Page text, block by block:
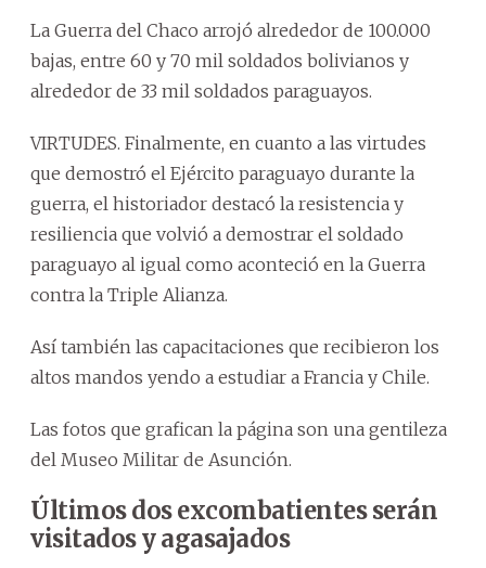
La Guerra del Chaco arrojó alrededor de 100.000
bajas, entre 60 y 70 mil soldados bolivianos y
alrededor de 33 mil soldados paraguayos.
VIRTUDES. Finalmente, en cuanto a las virtudes
que demostró el Ejército paraguayo durante la
guerra, el historiador destacó la resistencia y
resiliencia que volvió a demostrar el soldado
paraguayo al igual como aconteció en la Guerra
contra la Triple Alianza.
Así también las capacitaciones que recibieron los
altos mandos yendo a estudiar a Francia y Chile.
Las fotos que grafican la página son una gentileza
del Museo Militar de Asunción.
Últimos dos excombatientes serán
visitados y agasajados